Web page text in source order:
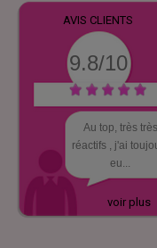
AVIS CLIENTS
9.8/10
Au top, très très
réactifs , j'ai
eu...
voir plus